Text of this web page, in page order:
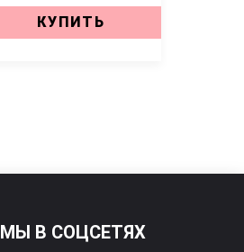
КУПИТЬ
МЫ В СОЦСЕТЯХ